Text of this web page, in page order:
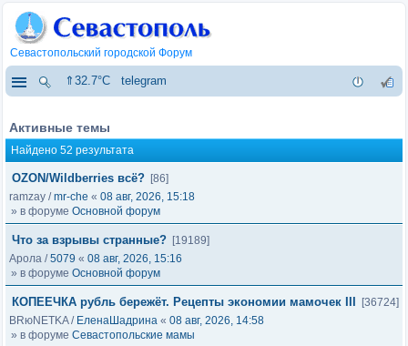
Севастопольский городской Форум
⇑32.7°C telegram
Активные темы
Найдено 52 результата
OZON/Wildberries всё? [86]
ramzay /mr-che « 08 авг, 2026, 15:18
» в форуме Основной форум
Что за взрывы странные? [19189]
Арола /5079 « 08 авг, 2026, 15:16
» в форуме Основной форум
КОПЕЕЧКА рубль бережёт. Рецепты экономии мамочек III
[36724]
BRюNETKA/ ЕленаШадрина « 08 авг, 2026, 14:58
» в форуме Севастопольские мамы